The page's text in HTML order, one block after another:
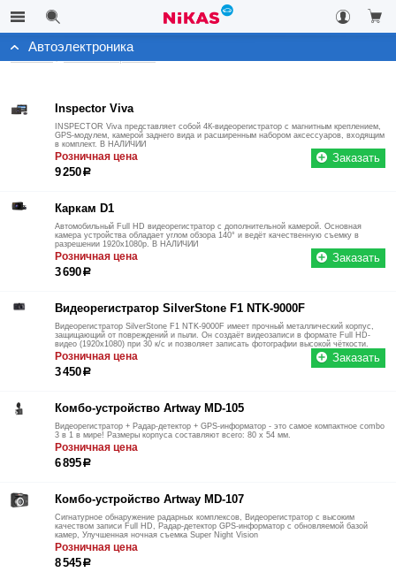
Автоэлектроника
Автоэлектроника
Inspector Viva
INSPECTOR Viva представляет собой 4К-видеорегистратор с магнитным креплением,
GPS-модулем, камерой заднего вида и расширенным набором аксессуаров, входящим
в комплект. В НАЛИЧИИ
Розничная цена
9 250р
Заказать
Каркам D1
Автомобильный Full HD видеорегистратор с дополнительной камерой. Основная
камера устройства обладает углом обзора 140° и ведёт качественную съемку в
разрешении 1920x1080p. В НАЛИЧИИ
Розничная цена
3 690р
Заказать
Видеорегистратор SilverStone F1 NTK-9000F
Видеорегистратор SilverStone F1 NTK-9000F имеет прочный металлический корпус,
защищающий от повреждений и пыли. Он создаёт видеозаписи в формате Full HD-
видео (1920x1080) при 30 к/с и позволяет записать фотографии высокой чёткости.
Розничная цена
3 450р
Заказать
Комбо-устройство Artway MD-105
Видеорегистратор + Радар-детектор + GPS-информатор - это самое компактное combo
3 в 1 в мире! Размеры корпуса составляют всего: 80 х 54 мм.
Розничная цена
6 895р
Комбо-устройство Artway MD-107
Сигнатурное обнаружение радарных комплексов, Видеорегистратор с высоким
качеством записи Full HD, Радар-детектор GPS-информатор с обновляемой базой
камер, Улучшенная ночная съемка Super Night Vision
Розничная цена
8 545р